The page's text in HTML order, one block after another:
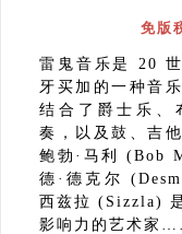
免版
雷鬼音乐是 20
牙买加的一种音
结合了爵士乐、
奏，以及鼓、吉
鲍勃·马利 (Bob
德·德克尔
西兹拉 (Sizzla)
影响力的艺术家